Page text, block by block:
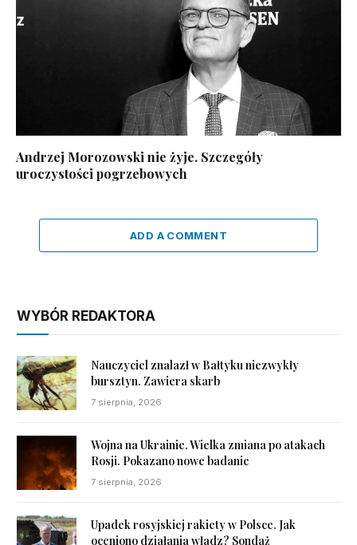
Andrzej Morozowski nie żyje. Szczegóły
uroczystości pogrzebowych
ADD A COMMENT
WYBÓR REDAKTORA
Nauczyciel znalazł w Bałtyku niezwykły
bursztyn. Zawiera skarb
7 sierpnia, 2026
Wojna na Ukrainie. Wielka zmiana po atakach
Rosji. Pokazano nowe badanie
7 sierpnia, 2026
Upadek rosyjskiej rakiety w Polsce. Jak
oceniono działania władz? Sondaż